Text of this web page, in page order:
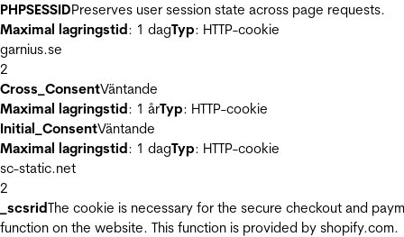
PHPSESSIDPreserves user session state across page requests.
Maximal lagringstid: 1 dagTyp: HTTP-cookie
garnius.se
2
Cross_ConsentVäntande
Maximal lagringstid: 1 årTyp: HTTP-cookie
Initial_ConsentVäntande
Maximal lagringstid: 1 dagTyp: HTTP-cookie
sc-static.net
2
_scsridThe cookie is necessary for the secure checkout and
function on the website. This function is provided by shopify.com.